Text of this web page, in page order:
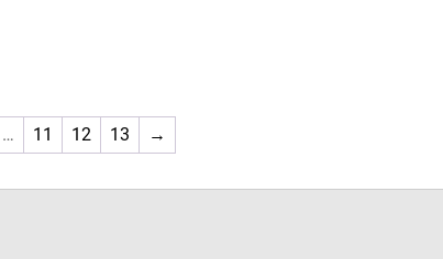
… 11 12 13 →